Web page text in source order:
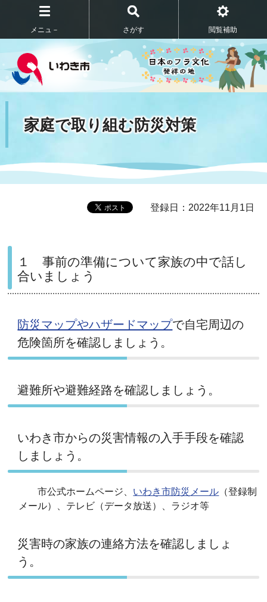
メニュ－ さがす 閲覧補助
家庭で取り組む防災対策
登録日：2022年11月1日
１ 事前の準備について家族の中で話し
合いましょう
防災マップやハザードマップで自宅周辺の
危険箇所を確認しましょう。
避難所や避難経路を確認しましょう。
いわき市からの災害情報の入手手段を確認
しましょう。
市公式ホームページ、 いわき市防災メール （登録制
メール）、テレビ（データ放送）、ラジオ等
災害時の家族の連絡方法を確認しましょ
う。